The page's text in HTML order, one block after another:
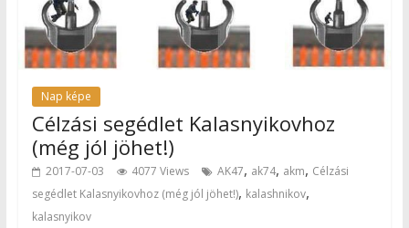
Nap képe
Célzási segédlet Kalasnyikovhoz
(még jól jöhet!)
2017-07-03 4077 Views AK47, ak74, akm, Célzási
segédlet Kalasnyikovhoz (még jól jöhet!), kalashnikov,
kalasnyikov